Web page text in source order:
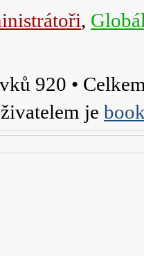
,
920 •
je